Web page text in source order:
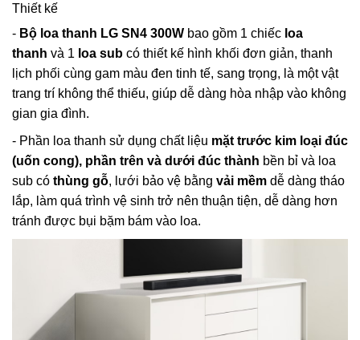
Thiết kế
- Bộ loa thanh LG SN4 300W bao gồm 1 chiếc loa
thanh và 1 loa sub có thiết kế hình khối đơn giản, thanh
lịch phối cùng gam màu đen tinh tế, sang trọng, là một vật
trang trí không thể thiếu, giúp dễ dàng hòa nhập vào không
gian gia đình.
- Phần loa thanh sử dụng chất liệu mặt trước kim loại đúc
(uốn cong), phần trên và dưới đúc thành bền bỉ và loa
sub có thùng gỗ, lưới bảo vệ bằng vải mềm dễ dàng tháo
lắp, làm quá trình vệ sinh trở nên thuận tiện, dễ dàng hơn
tránh được bụi bặm bám vào loa.